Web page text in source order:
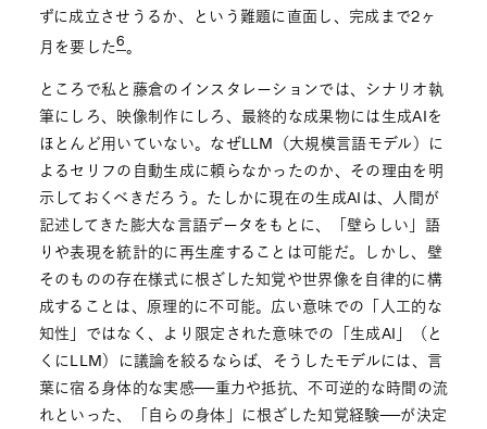
ずに成立させうるか、という難題に直面し、完成まで2ヶ
月を要した6。
ところで私と藤倉のインスタレーションでは、シナリオ執
筆にしろ、映像制作にしろ、最終的な成果物には生成AIを
ほとんど用いていない。なぜLLM（大規模言語モデル）に
よるセリフの自動生成に頼らなかったのか、その理由を明
示しておくべきだろう。たしかに現在の生成AIは、人間が
記述してきた膨大な言語データをもとに、「壁らしい」語
りや表現を統計的に再生産することは可能だ。しかし、壁
そのものの存在様式に根ざした知覚や世界像を自律的に構
成することは、原理的に不可能。広い意味での「人工的な
知性」ではなく、より限定された意味での「生成AI」（と
くにLLM）に議論を絞るならば、そうしたモデルには、言
葉に宿る身体的な実感――重力や抵抗、不可逆的な時間の流
れといった、「自らの身体」に根ざした知覚経験――が決定